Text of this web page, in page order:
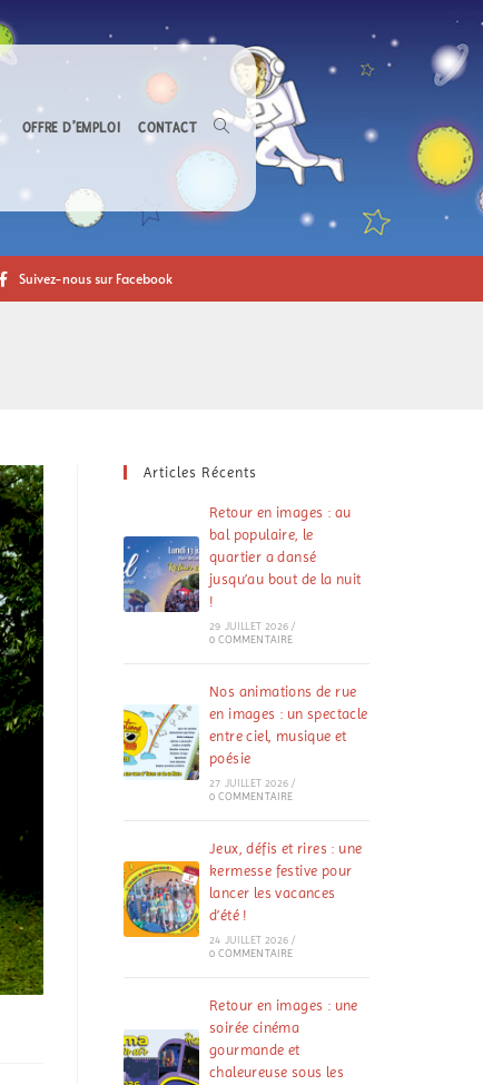
OFFRE D’EMPLOI CONTACT
Suivez-nous sur Facebook
Articles Récents
Retour en images : au
bal populaire, le
quartier a dansé
jusqu’au bout de la nuit
!
29 JUILLET 2026 /
0 COMMENTAIRE
Nos animations de rue
en images : un spectacle
entre ciel, musique et
poésie
27 JUILLET 2026 /
0 COMMENTAIRE
Jeux, défis et rires : une
kermesse festive pour
lancer les vacances
d’été !
24 JUILLET 2026 /
0 COMMENTAIRE
Retour en images : une
soirée cinéma
gourmande et
chaleureuse sous les